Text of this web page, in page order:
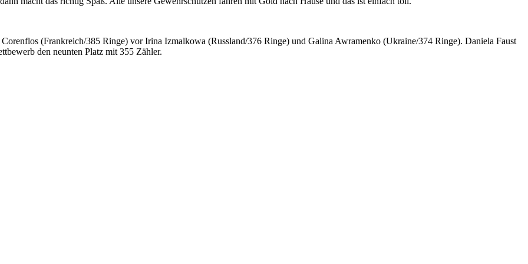
(Frankreich/385 Ringe) vor Irina Izmalkowa (Russland/376 Ringe) und Galina Awramenko (Ukraine/374 Ringe). Daniela Faust
den neunten Platz mit 355 Zähler.